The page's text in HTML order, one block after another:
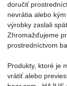
doručiť
nevrátia alebo
výrobky zaslali
Zhromažďujeme
prostredníctvom
Produkty, ktoré je
vrátiť alebo